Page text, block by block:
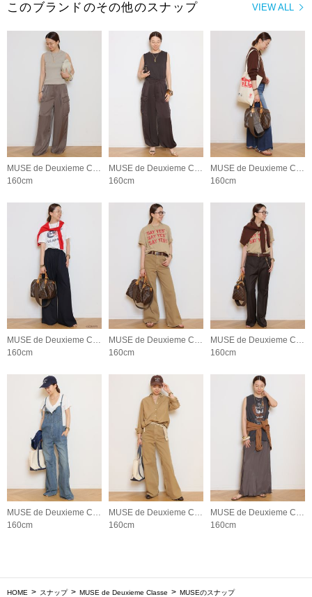
VIEW ALL
このブランドのその他のスナップ
MUSE de Deuxieme Classe
160cm
MUSE de Deuxieme Classe
160cm
MUSE de Deuxieme Classe
160cm
MUSE de Deuxieme Classe
160cm
MUSE de Deuxieme Classe
160cm
MUSE de Deuxieme Classe
160cm
160cm
160cm
160cm
HOME スナップ MUSE de Deuxieme Classe MUSEのスナップ